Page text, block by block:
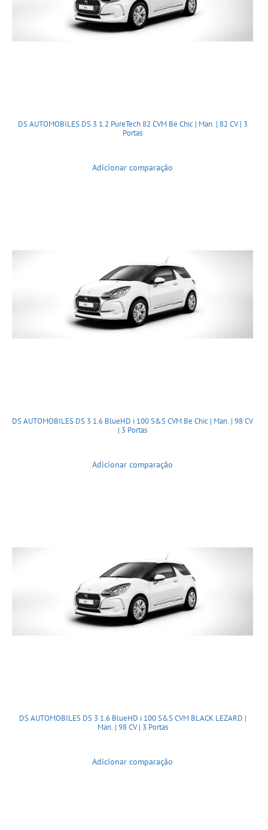
DS AUTOMOBILES DS 3 1.2 PureTech 82 CVM Be Chic | Man. | 82 CV | 3
Portas
Adicionar comparação
DS AUTOMOBILES DS 3 1.6 BlueHD i 100 S&S CVM Be Chic | Man. | 98 CV
| 3 Portas
Adicionar comparação
DS AUTOMOBILES DS 3 1.6 BlueHD i 100 S&S CVM BLACK LEZARD |
Man. | 98 CV | 3 Portas
Adicionar comparação